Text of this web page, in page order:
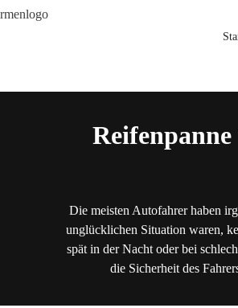
Die meisten Autofahrer haben
unglücklichen Situation waren,
spät in der Nacht oder bei
die Sicherheit des